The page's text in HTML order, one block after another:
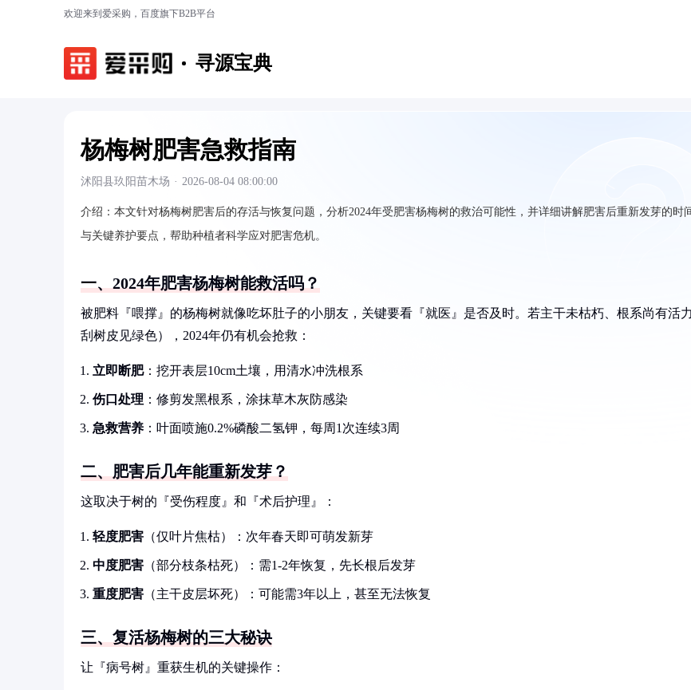
欢迎来到爱采购，百度旗下B2B平台
寻源宝典
杨梅树肥害急救指南
沭阳县玖阳苗木场 · 2026-08-04 08:00:00
介绍： 本文针对杨梅树肥害后的存活与恢复问题，分析2024年受肥害杨梅树的救治可能性，并详细讲解肥害后重新发芽的时
与关键养护要点，帮助种植者科学应对肥害危机。
一、2024年肥害杨梅树能救活吗？
被肥料『喂撑』的杨梅树就像吃坏肚子的小朋友，关键要看『就医』是否及时。若主干未枯朽、根系尚有活
刮树皮见绿色），2024年仍有机会抢救：
立即断肥：挖开表层10cm土壤，用清水冲洗根系
伤口处理 ：修剪发黑根系，涂抹草木灰防感染
急救营养 ：叶面喷施0.2%磷酸二氢钾，每周1次连续3周
二、肥害后几年能重新发芽？
这取决于树的『受伤程度』和『术后护理』：
轻度肥害 （仅叶片焦枯）：次年春天即可萌发新芽
中度肥害 （部分枝条枯死）：需1-2年恢复，先长根后发芽
重度肥害 （主干皮层坏死）：可能需3年以上，甚至无法恢复
三、复活杨梅树的三大秘诀
让『病号树』重获生机的关键操作：